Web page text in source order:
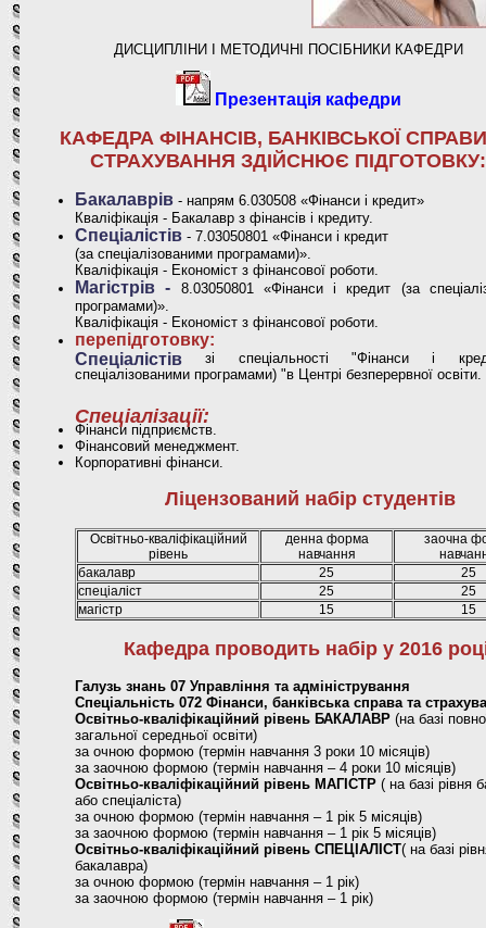
ДИСЦИПЛІНИ І МЕТОДИЧНІ ПОСІБНИКИ КАФЕДРИ
Презентація кафедри
КАФЕДРА ФІНАНСІВ, БАНКІВСЬКОЇ
СТРАХУВАННЯ ЗДІЙСНЮЄ ПІДГОТОВКУ:
Бакалаврів - напрям 6.030508 «Фінанси і кредит»
Кваліфікація - Бакалавр з фінансів і кредиту.
Спеціалістів - 7.03050801 «Фінанси і кредит
(за спеціалізованими програмами)».
Кваліфікація - Економіст з фінансової роботи.
Магістрів - 8.03050801 «Фінанси і кредит (за
програмами)».
Кваліфікація - Економіст з фінансової роботи.
перепідготовку:
Спеціалістів зі спеціальності "Фінанси і
спеціалізованими програмами) "в Центрі безперервної освіти.
Спеціалізації:
Фінанси підприємств.
Фінансовий менеджмент.
Корпоративні фінанси.
Ліцензований набір студентів
Освітньо-кваліфікаційний
рівень
денна форма
навчання
заочна
бакалавр
25
25
спеціаліст
25
25
магістр
15 15
Кафедра проводить набір у 2016
Галузь знань 07 Управління та адміністрування
Спеціальність 072 Фінанси, банківська справа та
Освітньо-кваліфікаційний рівень БАКАЛАВР (на базі
загальної середньої освіти)
за очною формою (термін навчання 3 роки 10 місяців)
за заочною формою (термін навчання – 4 роки 10 місяців)
Освітньо-кваліфікаційний рівень МАГІСТР ( на базі рівня
або спеціаліста)
за очною формою (термін навчання – 1 рік 5 місяців)
за заочною формою (термін навчання – 1 рік 5 місяців)
Освітньо-кваліфікаційний рівень СПЕЦІАЛІСТ( на базі
бакалавра)
за очною формою (термін навчання – 1 рік)
за заочною формою (термін навчання – 1 рік)